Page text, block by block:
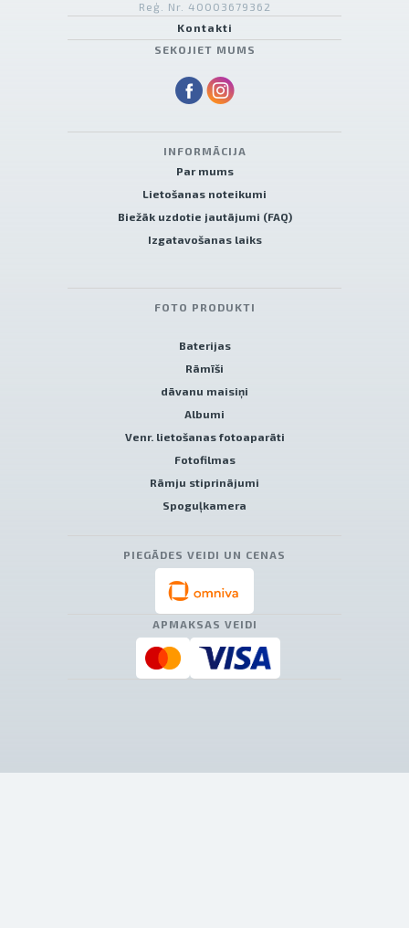
Reģ. Nr. 40003679362
Kontakti
SEKOJIET MUMS
INFORMĀCIJA
Par mums
Lietošanas noteikumi
Biežāk uzdotie jautājumi (FAQ)
Izgatavošanas laiks
FOTO PRODUKTI
Baterijas
Rāmīši
dāvanu maisiņi
Albumi
Venr. lietošanas fotoaparāti
Fotofilmas
Rāmju stiprinājumi
Spoguļkamera
PIEGĀDES VEIDI UN CENAS
APMAKSAS VEIDI